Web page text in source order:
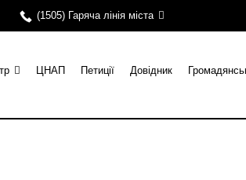
(1505) Гаряча лінія міста
ЦНАП Петиції Довідник